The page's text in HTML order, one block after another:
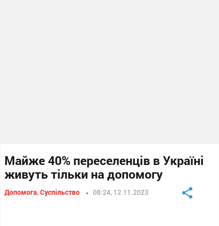
Майже 40% переселенців в Україні
живуть тільки на допомогу
Допомога,Суспільство 08:24, 12.11.2023